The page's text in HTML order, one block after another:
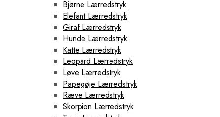
Bjørne Lærredstryk
Elefant Lærredstryk
Giraf Lærredstryk
Hunde Lærredstryk
Katte Lærredstryk
Leopard Lærredstryk
Løve Lærredstryk
Papegøje Lærredstryk
Ræve Lærredstryk
Skorpion Lærredstryk